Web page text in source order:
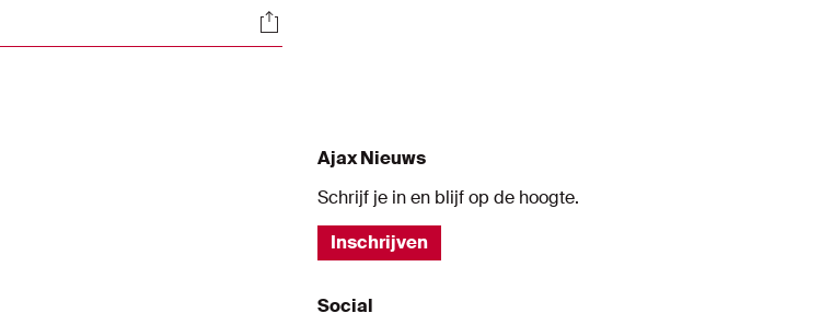
weer terug in Oranje.
komen er deze
Socials
Ajax Nieuws
Schrijf je in en blijf op de hoogte.
Inschrijven
Social